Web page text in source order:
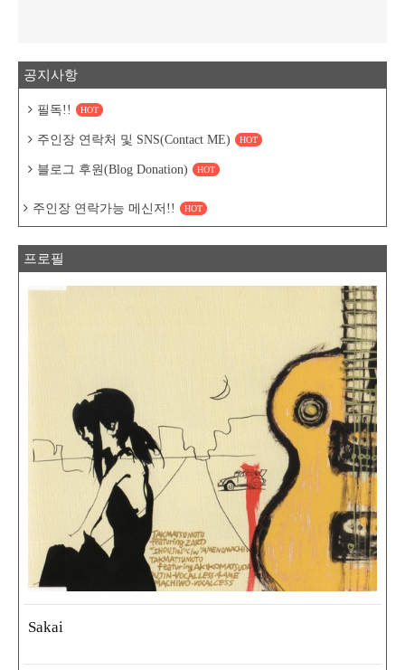
공지사항
필독!! HOT
주인장 연락처 및 SNS(Contact ME) HOT
블로그 후원(Blog Donation) HOT
주인장 연락가능 메신저!! HOT
프로필
Sakai